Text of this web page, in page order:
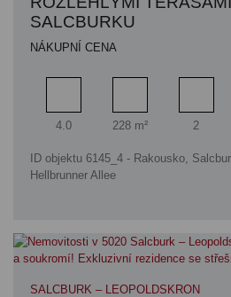
SALCBURKU
NÁKUPNÍ CENA
Pokoj
4.0
Obytný prostor
228 m²
2
ID objektu 6145_4 - Rakousko,
Hellbrunner Allee
SALCBURK – LEOPOLDSKRON